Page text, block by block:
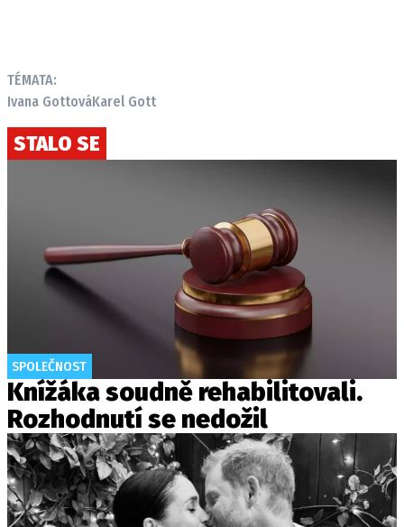
TÉMATA:
Ivana GottováKarel Gott
STALO SE
SPOLEČNOST
Knížáka soudně rehabilitovali.
Rozhodnutí se nedožil